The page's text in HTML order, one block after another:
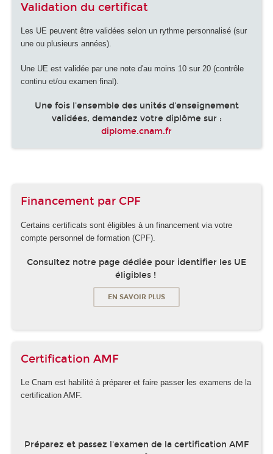
Validation du certificat
Les UE peuvent être validées selon un rythme personnalisé (sur
une ou plusieurs années).
Une UE est validée par une note d'au moins 10 sur 20 (contrôle
continu et/ou examen final).
Une fois l'ensemble des unités d'enseignement
validées, demandez votre diplôme sur :
diplome.cnam.fr
Financement par CPF
Certains certificats sont éligibles à un financement via votre
compte personnel de formation (CPF).
Consultez notre page dédiée pour identifier les UE
éligibles !
EN SAVOIR PLUS
Certification AMF
Le Cnam est habilité à préparer et faire passer les examens de la
certification AMF.
Préparez et passez l'examen de la certification AMF